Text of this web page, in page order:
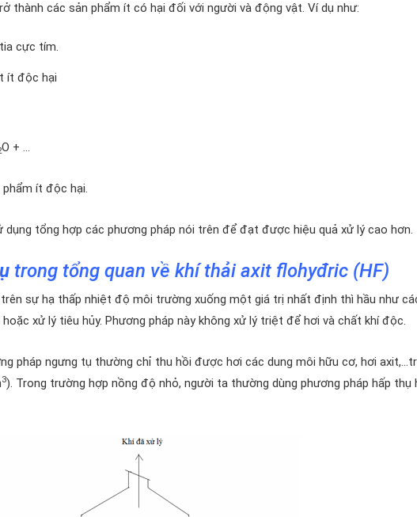
thành các sản phẩm ít có hại đối với người và động vật. Ví dụ như:
cực tím.
ít độc hại
O + …
phẩm ít độc hại.
tổng hợp các phương pháp nói trên để đạt được hiệu quả xử lý cao hơn.
trong tổng quan về khí thải axit flohyđric (HF)
sự hạ thấp nhiệt độ môi trường xuống một giá trị nhất định thì hầu như
xử lý tiêu hủy. Phương pháp này không xử lý triệt để hơi và chất khí độc.
pháp ngưng tụ thường chỉ thu hồi được hơi các dung môi hữu cơ, hơi
3). Trong trường hợp nồng độ nhỏ, người ta thường dùng phương pháp hấp thụ